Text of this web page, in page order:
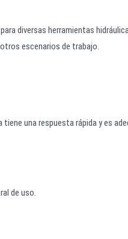
diversas herramientas
escenarios de trabajo.
una respuesta rápida y es
de uso.